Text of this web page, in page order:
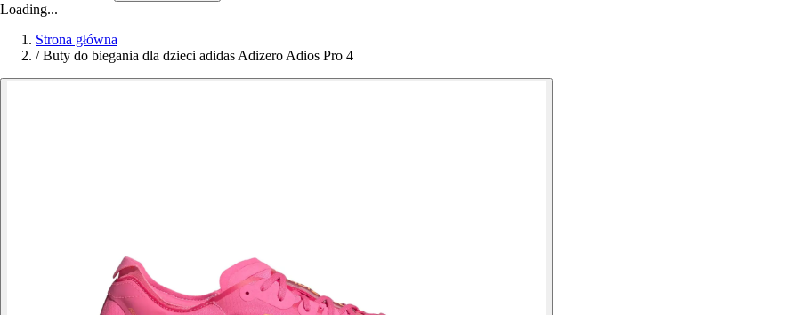
Loading...
Strona główna
/ Buty do biegania dla dzieci adidas Adizero Adios Pro 4